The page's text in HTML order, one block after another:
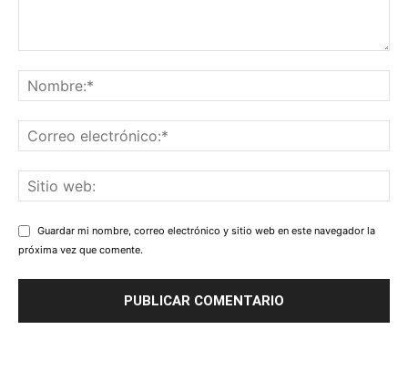
Guardar mi nombre, correo electrónico y sitio web en este navegador la
próxima vez que comente.